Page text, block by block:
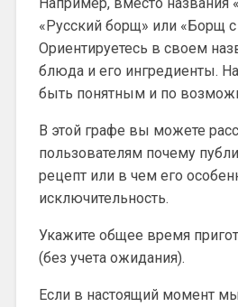
«Русский борщ» или «Борщ с
Ориентируетесь в своем
блюда и его ингредиенты.
быть понятным и по
В этой графе вы можете
пользователям почему
рецепт или в чем его
исключительность.
Укажите общее время
(без учета ожидания).
Если в настоящий момент